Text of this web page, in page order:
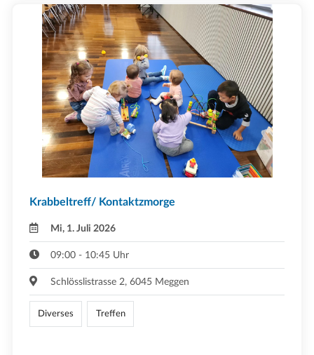
Krabbeltreff/ Kontaktzmorge
Mi, 1. Juli 2026
09:00 - 10:45 Uhr
Schlösslistrasse 2, 6045 Meggen
Diverses Treffen